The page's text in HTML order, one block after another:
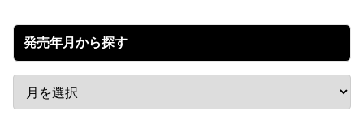
発売年月から探す